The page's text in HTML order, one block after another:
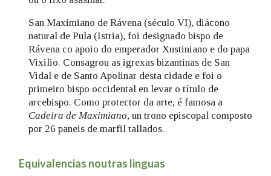
San Maximiano de Rávena (século VI), diácono
natural de Pula (Istria), foi designado bispo de
Rávena co apoio do emperador Xustiniano e do papa
Vixilio. Consagrou as igrexas bizantinas de San
Vidal e de Santo Apolinar desta cidade e foi o
primeiro bispo occidental en levar o título de
arcebispo. Como protector da arte, é famosa a
Cadeira de Maximiano, un trono episcopal composto
por 26 paneis de marfil tallados.
Equivalencias noutras linguas